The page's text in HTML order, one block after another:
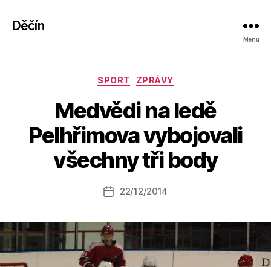
Děčín
Menu
Rubriky
SPORT ZPRÁVY
Medvědi na ledě
Pelhřimova vybojovali
všechny tři body
Autor
příspěvku
u
t
a
s
Datum
22/12/2014